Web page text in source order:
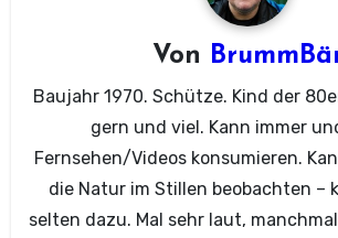
Von
Baujahr 1970. Schütze. Kind der
gern und viel. Kann immer
Fernsehen/Videos konsumieren.
die Natur im Stillen beobachten –
selten dazu. Mal sehr laut,